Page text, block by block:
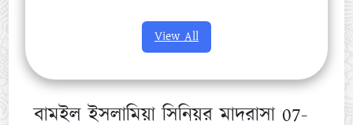
View All
বামইল ইসলামিয়া সিনিয়র মাদরাসা 07-